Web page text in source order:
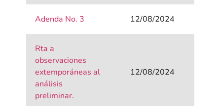
Adenda No. 3 12/08/2024
Rta a
observaciones
extemporáneas al
análisis
preliminar.
12/08/2024